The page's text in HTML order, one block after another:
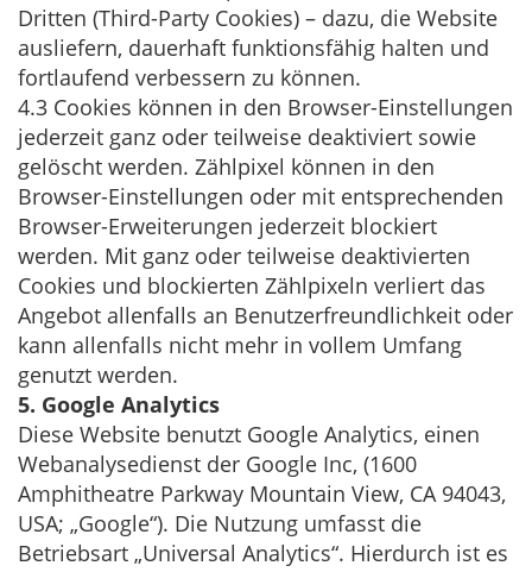
Dritten (Third-Party Cookies) – dazu, die Website
ausliefern, dauerhaft funktionsfähig halten und
fortlaufend verbessern zu können.
4.3 Cookies können in den Browser-Einstellungen
jederzeit ganz oder teilweise deaktiviert sowie
gelöscht werden. Zählpixel können in den
Browser-Einstellungen oder mit entsprechenden
Browser-Erweiterungen jederzeit blockiert
werden. Mit ganz oder teilweise deaktivierten
Cookies und blockierten Zählpixeln verliert das
Angebot allenfalls an Benutzerfreundlichkeit oder
kann allenfalls nicht mehr in vollem Umfang
genutzt werden.
5. Google Analytics
Diese Website benutzt Google Analytics, einen
Webanalysedienst der Google Inc, (1600
Amphitheatre Parkway Mountain View, CA 94043,
USA; „Google“). Die Nutzung umfasst die
Betriebsart „Universal Analytics“. Hierdurch ist es